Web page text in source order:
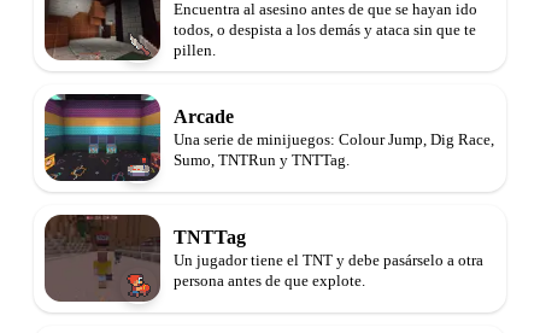
Encuentra al asesino antes de que se hayan ido
todos, o despista a los demás y ataca sin que te
pillen.
Arcade
Una serie de minijuegos: Colour Jump, Dig Race,
Sumo, TNTRun y TNTTag.
TNTTag
Un jugador tiene el TNT y debe pasárselo a otra
persona antes de que explote.